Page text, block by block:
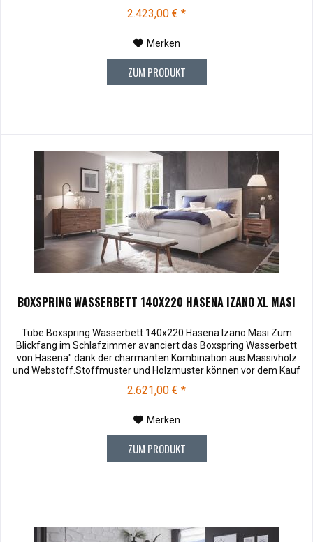
Ihnen die 3,00 € wieder vergütet. Die Muster können Sie unter
2.423,00 € *
Merken
ZUM PRODUKT
BOXSPRING WASSERBETT 140X220 HASENA IZANO XL MASI
Tube Boxspring Wasserbett 140x220 Hasena Izano Masi Zum
Blickfang im Schlafzimmer avanciert das Boxspring Wasserbett
von Hasena" dank der charmanten Kombination aus Massivholz
und Webstoff.Stoffmuster und Holzmuster können vor dem Kauf
Ihnen die 3,00 € wieder vergütet. Die Muster können Sie unter
2.621,00 € *
Merken
ZUM PRODUKT